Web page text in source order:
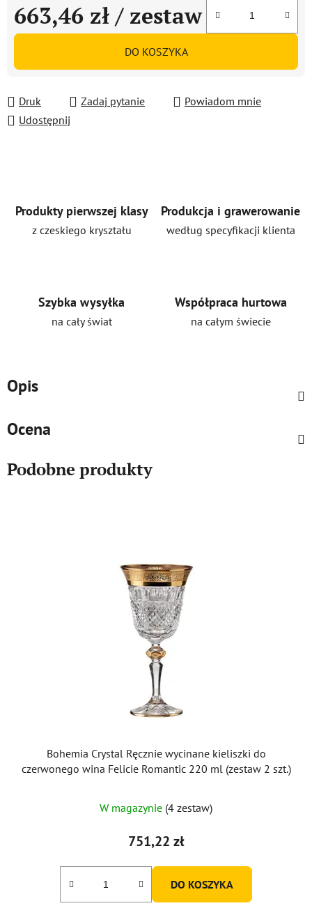
663,46 zł / zestaw
Cena jednostkowa:
DO KOSZYKA
Druk Zadaj pytanie
Powiadom mnie
Udostępnij
Produkty pierwszej klasy
z czeskiego kryształu
Produkcja i grawerowanie
według specyfikacji klienta
Szybka wysyłka
na cały świat
Współpraca hurtowa
na całym świecie
Opis
Ocena
Podobne produkty
Bohemia Crystal Ręcznie wycinane kieliszki do
czerwonego wina Felicie Romantic 220 ml (zestaw 2 szt.)
W magazynie (4 zestaw)
751,22 zł
DO KOSZYKA